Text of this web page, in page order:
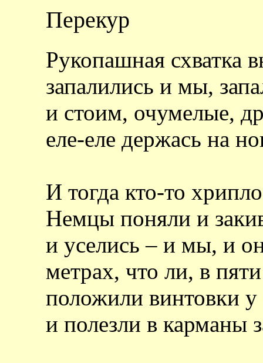
Перекур
Рукопашная схватка
запалились и мы,
и стоим, очумелые,
еле-еле держась на
И тогда кто-то
Немцы поняли и
и уселись – и мы, и
метрах, что ли, в
положили винтовки у
и полезли в карманы